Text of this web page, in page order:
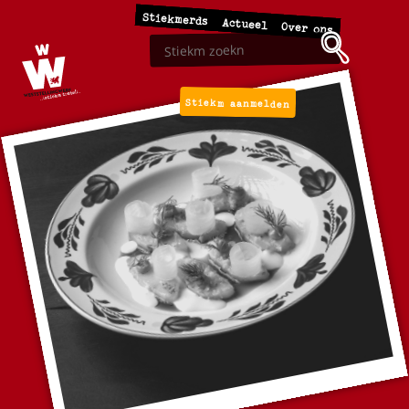
Stiekmerds Actueel Over ons
Stiekm aanmelden